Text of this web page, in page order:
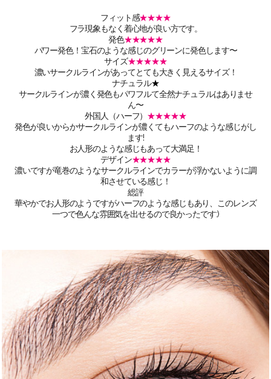
フィット感★★★★
フラ現象もなく着心地が良い方です。
発色★★★★★
パワー発色！宝石のような感じのグリーンに発色します〜
サイズ★★★★★
濃いサークルラインがあってとても大きく見えるサイズ！
ナチュラル★
サークルラインが濃く発色もパワフルて全然ナチュラルはありませ
ん〜
外国人（ハーフ） ★★★★★
発色が良いからかサークルラインが濃くてもハーフのような感じがし
ます!
お人形のような感じもあって大満足！
デザイン★★★★★
濃いですが竜巻のようなサークルラインでカラーが浮かないように調
和させている感じ！
総評
華やかでお人形のようですがハーフのような感じもあり、このレンズ
一つで色んな雰囲気を出せるので良かったです:)